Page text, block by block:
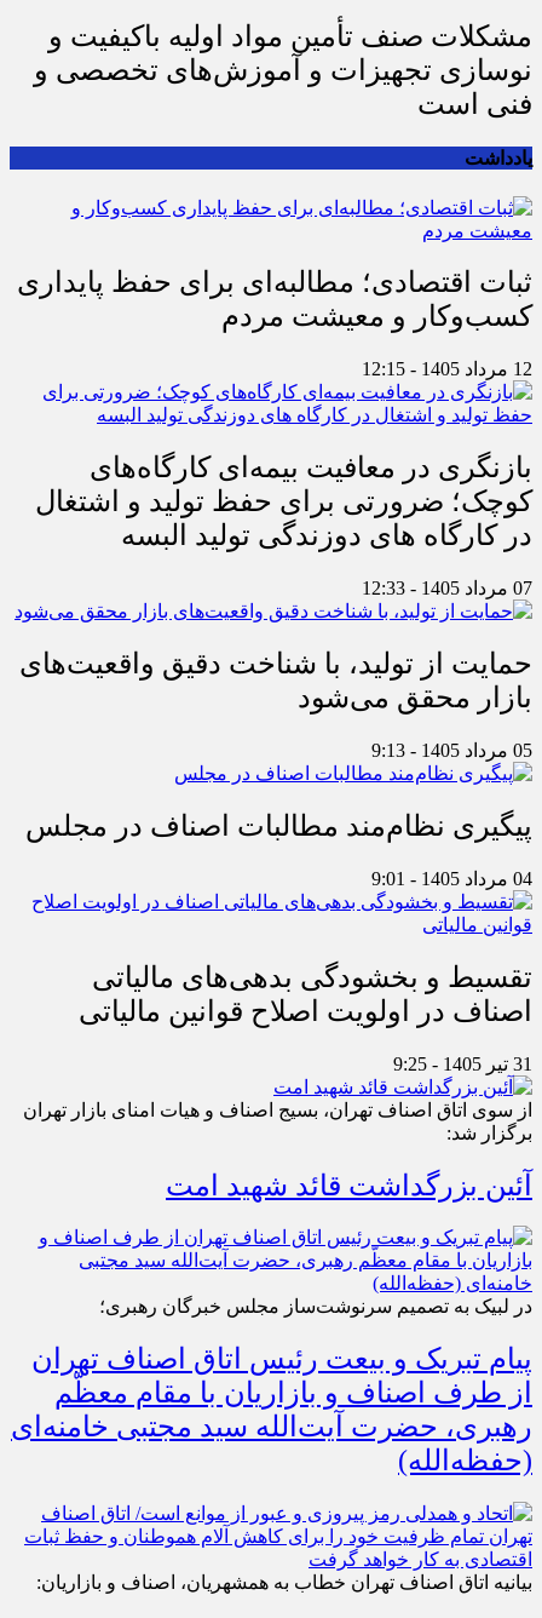
مشکلات صنف تأمین مواد اولیه باکیفیت و
نوسازی تجهیزات و آموزش‌های تخصصی و
فنی است
یادداشت
ثبات اقتصادی؛ مطالبه‌ای برای حفظ پایداری
کسب‌وکار و معیشت مردم
12 مرداد 1405 - 12:15
بازنگری در معافیت بیمه‌ای کارگاه‌های
کوچک؛ ضرورتی برای حفظ تولید و اشتغال
در کارگاه های دوزندگی تولید البسه
07 مرداد 1405 - 12:33
حمایت از تولید، با شناخت دقیق واقعیت‌های
بازار محقق می‌شود
05 مرداد 1405 - 9:13
پیگیری نظام‌مند مطالبات اصناف در مجلس
04 مرداد 1405 - 9:01
تقسیط و بخشودگی بدهی‌های مالیاتی
اصناف در اولویت اصلاح قوانین مالیاتی
31 تیر 1405 - 9:25
از سوی اتاق اصناف تهران، بسیج اصناف و هیات امنای بازار تهران
برگزار شد:
آئین بزرگداشت قائد شهید امت
در لبیک به تصمیم سرنوشت‌ساز مجلس خبرگان رهبری؛
پیام تبریک و بیعت رئیس اتاق اصناف تهران
از طرف اصناف و بازاریان با مقام معظّم
رهبری، حضرت آیت‌الله سید مجتبی خامنه‌ای
(حفظه‌الله)
بیانیه اتاق اصناف تهران خطاب به همشهریان، اصناف و بازاریان: